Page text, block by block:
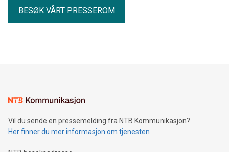
BESØK VÅRT PRESSEROM
Vil du sende en pressemelding fra NTB Kommunikasjon?
Her finner du mer informasjon om tjenesten